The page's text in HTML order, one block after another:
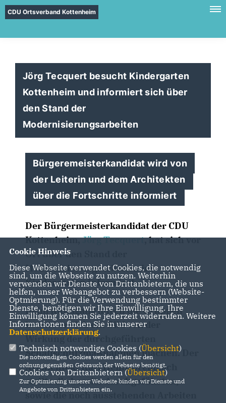
CDU Ortsverband Kottenheim
Jörg Tecquert besucht Kindergarten
Kottenheim und informiert sich über
den Stand der
Modernisierungsarbeiten
Bürgeremeisterkandidat wird von
der Leiterin und dem Architekten
über die Fortschritte informiert
Der Bürgermeisterkandidat der CDU
Kottenheim,Jörg Tecquert, hat sich vor
Ort über den Stand der
Modernisierungsarbeiten im
Kindergarten informiert.
Beim Rundgang durch die Gruppen
konnte er sich ein Bild von der
Wirkung der durchgeführten
Schallschutzmaßnahmen machen. Der
Archichtekt Karl Heinz Breidbach
stellte die bereits durchgeführten,
sowie die noch ausstehenden Arbeiten
Cookie Hinweis
Diese Webseite verwendet Cookies, die notwendig
sind, um die Webseite zu nutzen. Weiterhin
verwenden wir Dienste von Drittanbietern, die uns
helfen, unser Webangebot zu verbessern (Website-
Optmierung). Für die Verwendung bestimmter
Dienste, benötigen wir Ihre Einwilligung. Ihre
Einwilligung können Sie jederzeit widerrufen. Weitere
Informationen finden Sie in unserer
Datenschutzerklärung.
Technisch notwendige Cookies (Übersicht)
Die notwendigen Cookies werden allein für den
ordnungsgemäßen Gebrauch der Webseite benötigt.
Cookies von Drittanbietern (Übersicht)
Zur Optimierung unserer Webseite binden wir Dienste und
Angebote von Drittanbietern ein.